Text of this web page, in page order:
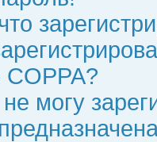
COPPA?
могу